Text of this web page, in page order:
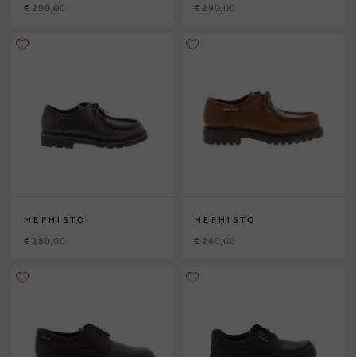
€ 290,00 € 290,00
MEPHISTO
€ 280,00
MEPHISTO
€ 280,00